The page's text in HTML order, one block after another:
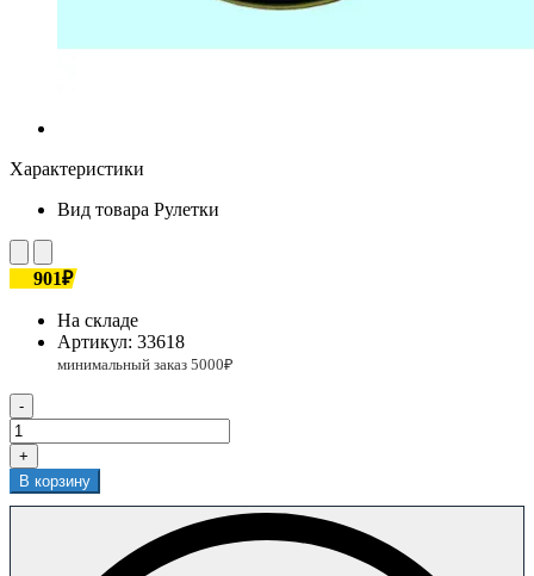
Характеристики
Вид товара Рулетки
901₽
На складе
Артикул: 33618
-
+
В корзину